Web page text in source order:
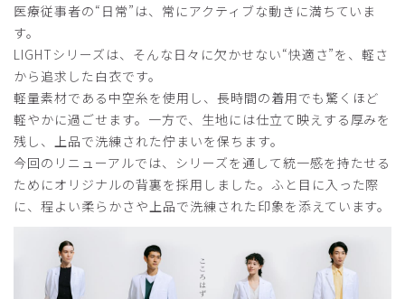
医療従事者の“日常”は、常にアクティブな動きに満ちていま
す。
LIGHTシリーズは、そんな日々に欠かせない“快適さ”を、軽さ
から追求した白衣です。
軽量素材である中空糸を使用し、長時間の着用でも驚くほど
軽やかに過ごせます。一方で、生地には仕立て映えする厚みを
残し、上品で洗練された佇まいを保ちます。
今回のリニューアルでは、シリーズを通して統一感を持たせる
ためにオリジナルの背裏を採用しました。ふと目に入った際
に、程よい柔らかさや上品で洗練された印象を添えています。